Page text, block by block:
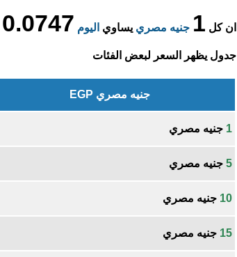
ان كل 1 جنيه مصري يساوي اليوم 0.0747
جدول يظهر السعر لبعض الفئات
جنيه مصري EGP
1 جنيه مصري
5 جنيه مصري
10 جنيه مصري
15 جنيه مصري